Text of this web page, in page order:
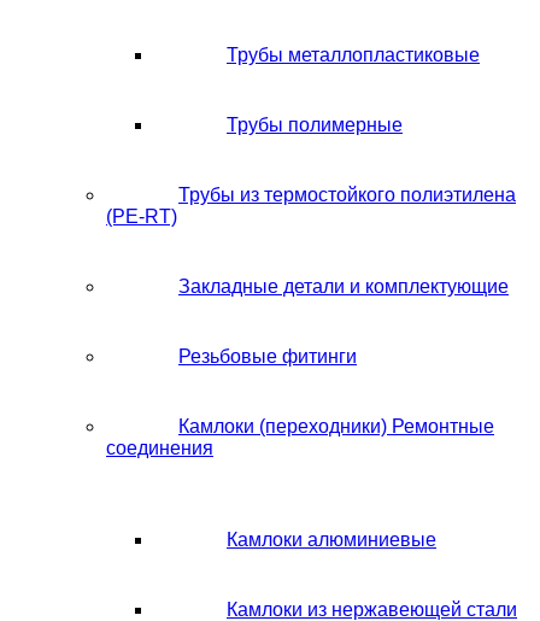
Трубы металлопластиковые
Трубы полимерные
Трубы из термостойкого полиэтилена
(PE-RT)
Закладные детали и комплектующие
Резьбовые фитинги
Камлоки (переходники) Ремонтные
соединения
Камлоки алюминиевые
Камлоки из нержавеющей стали